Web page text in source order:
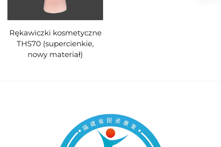
Rękawiczki kosmetyczne
THS70 (supercienkie,
nowy materiał)